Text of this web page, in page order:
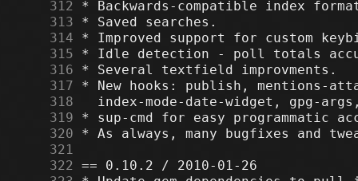
    312
    313
    314
    315
    316
    317
    318
    319
    320
    321
    322